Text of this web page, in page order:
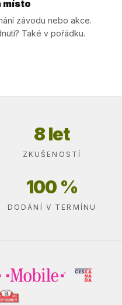
místo
závodu nebo akce.
Také v pořádku.
8 let
ZKUŠENOSTÍ
100 %
DODÁNÍ V TERMÍNU